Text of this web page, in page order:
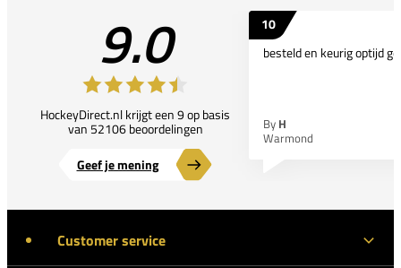
9.0
HockeyDirect.nl krijgt een 9 op basis
van 52106 beoordelingen
Geef je mening
10
besteld en keurig optijd
By H
Warmond
Customer service